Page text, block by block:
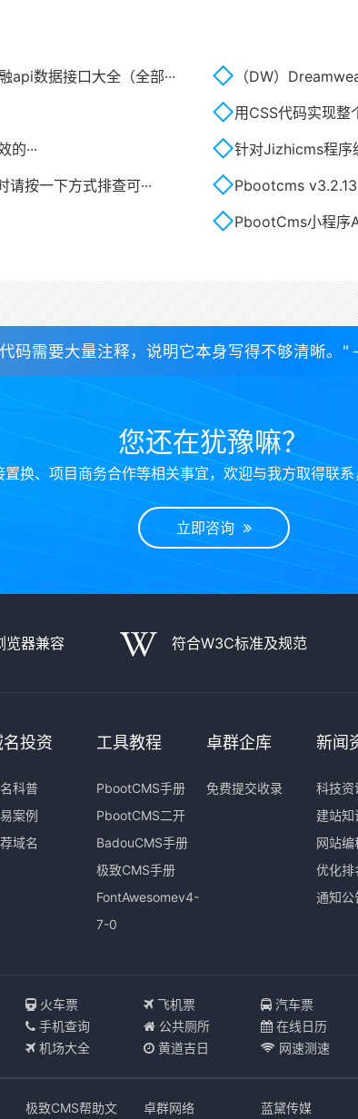
数据接口大全（全部···
（DW）
用CSS代码实现整
···
针对Jizhicms程序
按一下方式排查可···
Pbootcms
PbootCms小程序
码需要大量注释，说明它本身写得不够清晰
您还在犹豫嘛？
换、项目商务合作等相关事宜，欢迎与我方取得联
立即咨询
览器兼容 符合W3C标准及规范
名投资
科普
案例
域名
工具教程
PbootCMS手册
PbootCMS二开
BadouCMS手册
极致CMS手册
FontAwesomev4-
7-0
卓群企库
免费提交收录
新闻
科技资
建站知
网站编
优化排
通知公
火车票 飞机票 汽车票
手机查询 公共厕所 在线日历
机场大全 黄道吉日 网速测速
极致CMS帮助文 卓群网络 蓝黛传媒